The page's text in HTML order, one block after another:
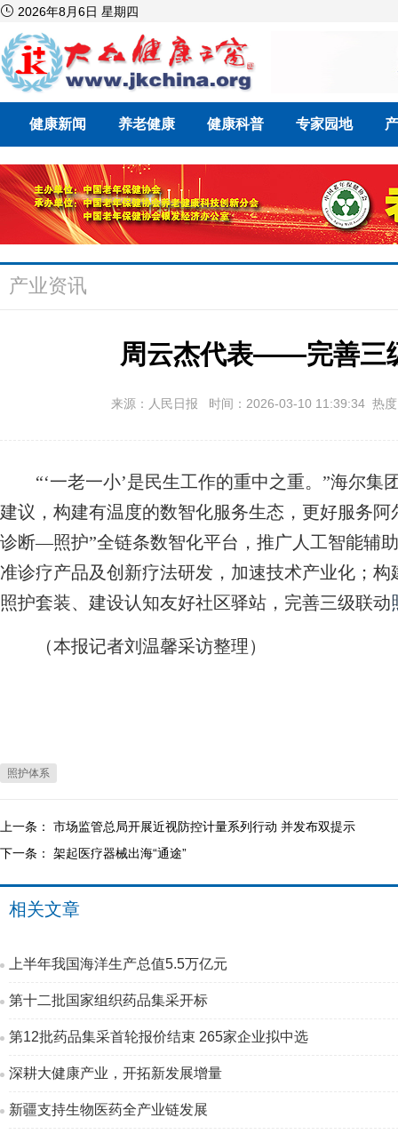
 2026年8月6日 星期四
健康新闻 养老健康 健康科普 专家园地
产业资讯
周云杰代表——完善三
来源：人民日报 时间：2026-03-10 11:39:34 热
“‘一老一小’是民生工作的重中之重。”海尔集
建议，构建有温度的数智化服务生态，更好服务
诊断—照护”全链条数智化平台，推广人工智能辅
准诊疗产品及创新疗法研发，加速技术产业化；
照护套装、建设认知友好社区驿站，完善三级联动
（本报记者刘温馨采访整理）
照护体系
上一条： 市场监管总局开展近视防控计量系列行动 并发布双提示
下一条： 架起医疗器械出海“通途”
相关文章
上半年我国海洋生产总值5.5万亿元
第十二批国家组织药品集采开标
第12批药品集采首轮报价结束 265家企业拟中选
深耕大健康产业，开拓新发展增量
新疆支持生物医药全产业链发展